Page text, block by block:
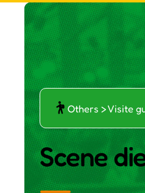
ŕ Others > Visite
Scene